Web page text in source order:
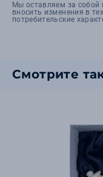
Мы оставляем за собой
вносить изменения в
потребительские
Смотрите